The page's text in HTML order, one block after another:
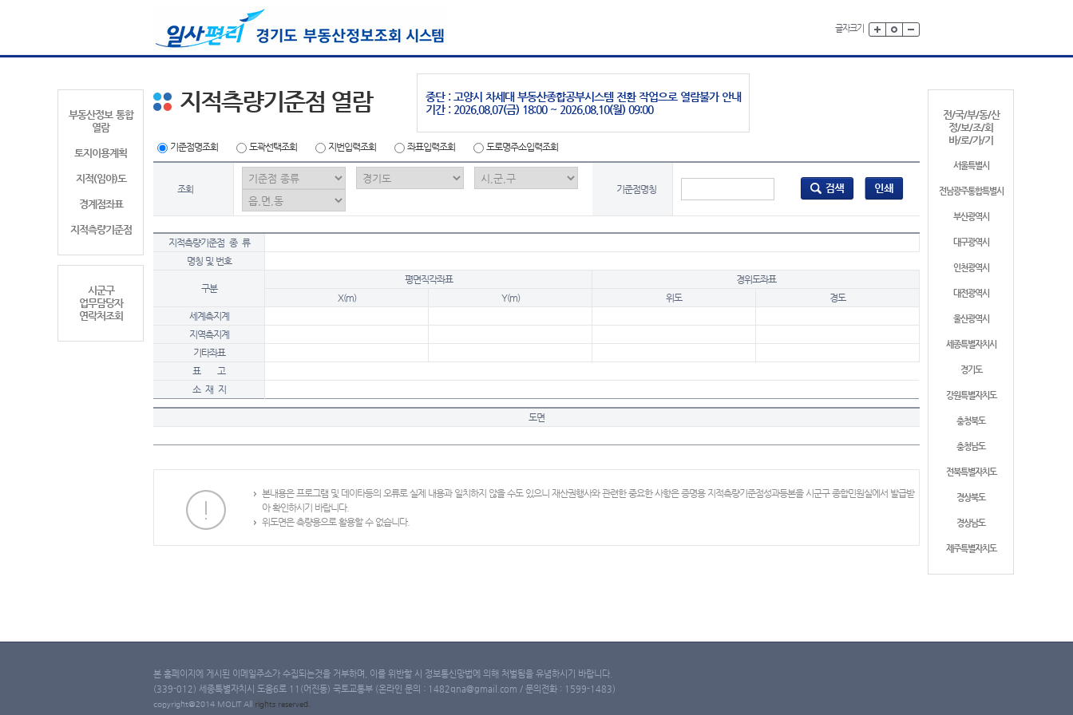
글자크기
부동산정보 통합
열람
토지이용계획
지적(임야)도
경계점좌표
지적측량기준점
시군구
업무담당자
연락처조회
전/국/부/동/산
정/보/조/회
바/로/가/기
서울특별시
전남광주통합특별시
부산광역시
대구광역시
인천광역시
대전광역시
울산광역시
세종특별자치시
경기도
강원특별자치도
충청북도
충청남도
전북특별자치도
경상북도
경상남도
제주특별자치도
중단 : 고양시 차세대 부동산종합공부시스템 전환 작업으로 열람불가 안내
기간 : 2026.08.07(금) 18:00 ~ 2026.08.10(월) 09:00
지적측량기준점 열람
기준점명조회 도곽선택조회 지번입력조회 좌표입력조회 도로명주소입력조회
조회 기준점명칭
지적측량기준점 종 류
명칭 및 번호
구분
평면직각좌표
경위도좌표
X(m)
Y(m) 위도
경도
세계측지계
지역측지계
기타좌표
표 고
소 재 지
도면
본내용은 프로그램 및 데이타등의 오류로 실제 내용과 일치하지 않을 수도 있으니 재산권행사와 관련한 중요한 사항은 증명용 지적측량기준점성과등본을 시군구 종합민원실에서 발급받
아 확인하시기 바랍니다.
위도면은 측량용으로 활용할 수 없습니다.
본 홈페이지에 게시된 이메일주소가 수집되는것을 거부하며, 이를 위반할 시 정보통신망법에 의해 처벌됨을 유념하시기 바랍니다.
(339-012) 세종특별자치시 도움6로 11(어진동) 국토교통부 (온라인 문의 : 1482qna@gmail.com / 문의전화 : 1599-1483)
copyright@2014 MOLIT All rights reserved.